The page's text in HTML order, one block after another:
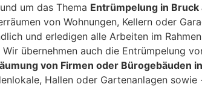
um das Thema Entrümpelung in Bruck
von Wohnungen, Kellern oder
und erledigen alle Arbeiten im Rahmen
Wir übernehmen auch die Entrümpelung
von Firmen oder Bürogebäuden
Hallen oder Gartenanlagen sowie